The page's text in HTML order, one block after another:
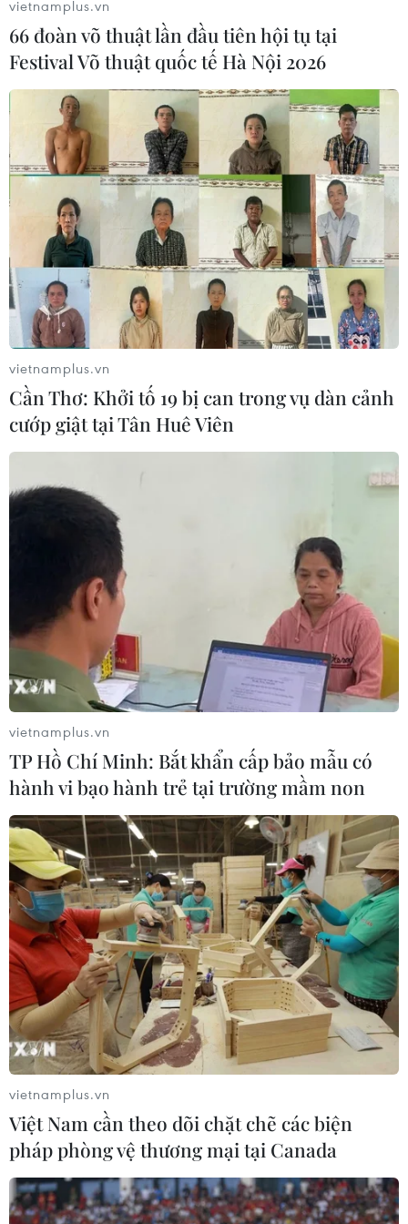
Cơn bão Otis nhanh chóng mạnh lên khi
áp sát bờ biển Mexico
25/10/2023 03:41
Theo Trung tâm Bão Quốc gia Mỹ, Bão Otis mạnh cấp 5
- cấp cực kỳ nguy hiểm, đang hướng về khu nghỉ
dưỡng nổi tiếng Acapulco, bang Guerrero của Mexico
và đổ vào đất liền trong sáng 25/10.
vietnamplus.vn
66 đoàn võ thuật lần đầu tiên hội tụ tại
Festival Võ thuật quốc tế Hà Nội 2026
vietnamplus.vn
Cần Thơ: Khởi tố 19 bị can trong vụ dàn cảnh
cướp giật tại Tân Huê Viên
vietnamplus.vn
TP Hồ Chí Minh: Bắt khẩn cấp bảo mẫu có
hành vi bạo hành trẻ tại trường mầm non
vietnamplus.vn
Việt Nam cần theo dõi chặt chẽ các biện
pháp phòng vệ thương mại tại Canada